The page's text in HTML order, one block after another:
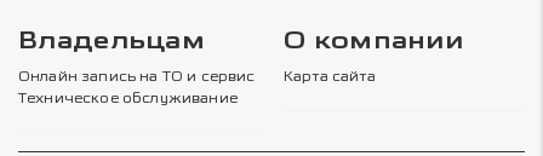
Владельцам
Онлайн запись на ТО и сервис
Техническое обслуживание
О компании
Карта сайта